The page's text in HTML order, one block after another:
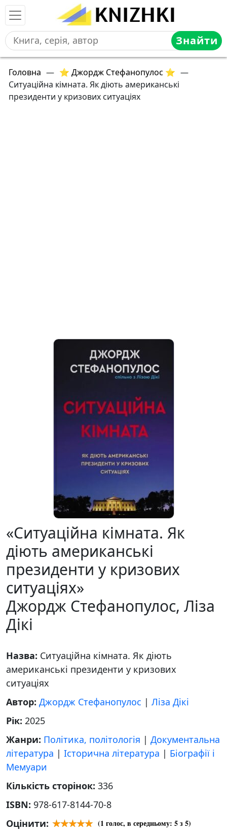
Знайти
Головна — ⭐ Джордж Стефанопулос ⭐ —
Ситуаційна кімната. Як діють американські
президенти у кризових ситуаціях
«Ситуаційна кімната. Як
діють американські
президенти у кризових
ситуаціях»
Джордж Стефанопулос, Ліза
Дікі
Назва: Ситуаційна кімната. Як діють
американські президенти у кризових
ситуаціях
Автор: Джордж Стефанопулос | Ліза Дікі
Рік: 2025
Жанри: Політика, політологія | Документальна
література | Історична література | Біографії і
Мемуари
Кількість сторінок: 336
ISBN: 978-617-8144-70-8
Оцінити:
(1 голос, в середньому: 5з 5)